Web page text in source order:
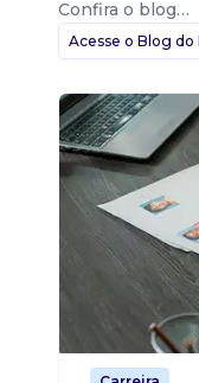
Confira o blog…
Acesse o Blog